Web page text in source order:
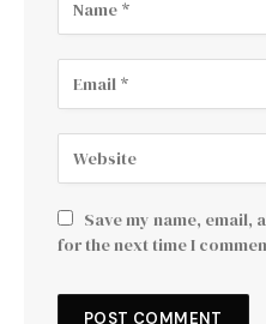
Save my name, email,
for the next time I